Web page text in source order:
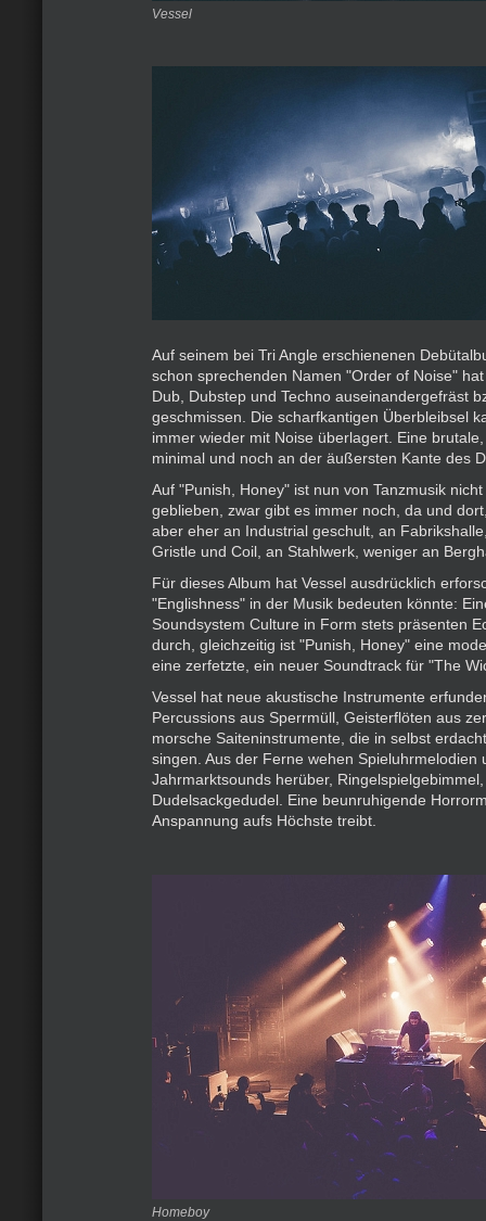
Vessel
Auf seinem bei Tri Angle erschienenen
schon sprechenden Namen "Order of Noise"
Dub, Dubstep und Techno auseinandergefräst
geschmissen. Die scharfkantigen Überbleibsel
immer wieder mit Noise überlagert. Eine
minimal und noch an der äußersten Kante des
Auf "Punish, Honey" ist nun von Tanzmusik
geblieben, zwar gibt es immer noch, da und
aber eher an Industrial geschult, an
Gristle und Coil, an Stahlwerk, weniger an
Für dieses Album hat Vessel ausdrücklich
"Englishness" in der Musik bedeuten könnte:
Soundsystem Culture in Form stets präsenten
durch, gleichzeitig ist "Punish, Honey" eine
eine zerfetzte, ein neuer Soundtrack für "The
Vessel hat neue akustische Instrumente
Percussions aus Sperrmüll, Geisterflöten aus
morsche Saiteninstrumente, die in selbst
singen. Aus der Ferne wehen Spieluhrmelodien
Jahrmarktsounds herüber,
Dudelsackgedudel. Eine beunruhigende
Anspannung aufs Höchste treibt.
Homeboy